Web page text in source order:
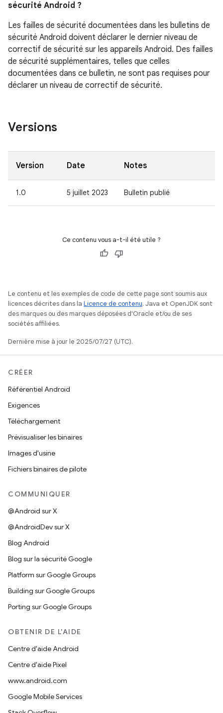
sécurité Android ?
Les failles de sécurité documentées dans les bulletins de
sécurité Android doivent déclarer le dernier niveau de
correctif de sécurité sur les appareils Android. Des failles
de sécurité supplémentaires, telles que celles
documentées dans ce bulletin, ne sont pas requises pour
déclarer un niveau de correctif de sécurité.
Versions
Version Date Notes
1.0 5 juillet 2023 Bulletin publié
Ce contenu vous a-t-il été utile ?
Le contenu et les exemples de code de cette page sont soumis aux
licences décrites dans la Licence de contenu. Java et OpenJDK sont
des marques ou des marques déposées d'Oracle et/ou de ses
sociétés affiliées.
Dernière mise à jour le 2025/07/27 (UTC).
CRÉER
Référentiel Android
Exigences
Téléchargement
Prévisualiser les binaires
Images d'usine
Fichiers binaires de pilote
COMMUNIQUER
@Android sur X
@AndroidDev sur X
Blog Android
Blog sur la sécurité Google
Platform sur Google Groups
Building sur Google Groups
Porting sur Google Groups
OBTENIR DE L'AIDE
Centre d'aide Android
Centre d'aide Pixel
www.android.com
Google Mobile Services